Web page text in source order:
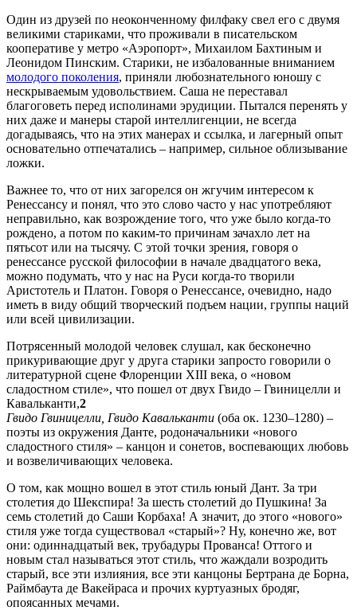
Один из друзей по неоконченному филфаку свел его с двумя
великими стариками, что проживали в писательском
кооперативе у метро «Аэропорт», Михаилом Бахтиным и
Леонидом Пинским. Старики, не избалованные вниманием
молодого поколения, приняли любознательного юношу с
нескрываемым удовольствием. Саша не переставал
благоговеть перед исполинами эрудиции. Пытался перенять у
них даже и манеры старой интеллигенции, не всегда
догадываясь, что на этих манерах и ссылка, и лагерный опыт
основательно отпечатались – например, сильное облизывание
ложки.
Важнее то, что от них загорелся он жгучим интересом к
Ренессансу и понял, что это слово часто у нас употребляют
неправильно, как возрождение того, что уже было когда-то
рождено, а потом по каким-то причинам зачахло лет на
пятьсот или на тысячу. С этой точки зрения, говоря о
ренессансе русской философии в начале двадцатого века,
можно подумать, что у нас на Руси когда-то творили
Аристотель и Платон. Говоря о Ренессансе, очевидно, надо
иметь в виду общий творческий подъем нации, группы наций
или всей цивилизации.
Потрясенный молодой человек слушал, как бесконечно
прикуривающие друг у друга старики запросто говорили о
литературной сцене Флоренции XIII века, о «новом
сладостном стиле», что пошел от двух Гвидо – Гвиницелли и
Кавальканти,2
Гвидо Гвиницелли, Гвидо Кавальканти (оба ок. 1230–1280) –
поэты из окружения Данте, родоначальники «нового
сладостного стиля» – канцон и сонетов, воспевающих любовь
и возвеличивающих человека.
О том, как мощно вошел в этот стиль юный Дант. За три
столетия до Шекспира! За шесть столетий до Пушкина! За
семь столетий до Саши Корбаха! А значит, до этого «нового»
стиля уже тогда существовал «старый»? Ну, конечно же, вот
они: одиннадцатый век, трубадуры Прованса! Оттого и
новым стал называться этот стиль, что жаждали возродить
старый, все эти излияния, все эти канцоны Бертрана де Борна,
Раймбаута де Вакейраса и прочих куртуазных бродяг,
опоясанных мечами.